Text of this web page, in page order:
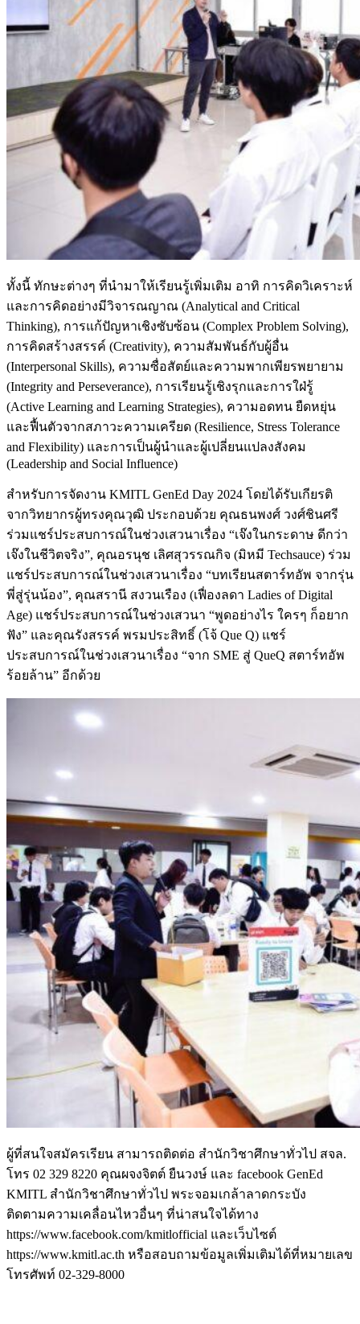
ทั้งนี้ ทักษะต่างๆ ที่นำมาให้เรียนรู้เพิ่มเติม อาทิ การคิดวิเคราะห์
และการคิดอย่างมีวิจารณญาณ (Analytical and Critical
Thinking), การแก้ปัญหาเชิงซับซ้อน (Complex Problem Solving),
การคิดสร้างสรรค์ (Creativity), ความสัมพันธ์กับผู้อื่น
(Interpersonal Skills), ความซื่อสัตย์และความพากเพียรพยายาม
(Integrity and Perseverance), การเรียนรู้เชิงรุกและการใฝ่รู้
(Active Learning and Learning Strategies), ความอดทน ยืดหยุ่น
และฟื้นตัวจากสภาวะความเครียด (Resilience, Stress Tolerance
and Flexibility) และการเป็นผู้นำและผู้เปลี่ยนแปลงสังคม
(Leadership and Social Influence)
สำหรับการจัดงาน KMITL GenEd Day 2024 โดยได้รับเกียรติ
จากวิทยากรผู้ทรงคุณวุฒิ ประกอบด้วย คุณธนพงศ์ วงศ์ชินศรี
ร่วมแชร์ประสบการณ์ในช่วงเสวนาเรื่อง “เจ๊งในกระดาษ ดีกว่า
เจ๊งในชีวิตจริง”, คุณอรนุช เลิศสุวรรณกิจ (มิหมี Techsauce) ร่วม
แชร์ประสบการณ์ในช่วงเสวนาเรื่อง “บทเรียนสตาร์ทอัพ จากรุ่น
พี่สู่รุ่นน้อง”, คุณสรานี สงวนเรือง (เฟื่องลดา Ladies of Digital
Age) แชร์ประสบการณ์ในช่วงเสวนา “พูดอย่างไร ใครๆ ก็อยาก
ฟัง” และคุณรังสรรค์ พรมประสิทธิ์ (โจ้ Que Q) แชร์
ประสบการณ์ในช่วงเสวนาเรื่อง “จาก SME สู่ QueQ สตาร์ทอัพ
ร้อยล้าน” อีกด้วย
ผู้ที่สนใจสมัครเรียน สามารถติดต่อ สำนักวิชาศึกษาทั่วไป สจล.
โทร 02 329 8220 คุณผจงจิตต์ ยืนวงษ์ และ facebook GenEd
KMITL สำนักวิชาศึกษาทั่วไป พระจอมเกล้าลาดกระบัง
ติดตามความเคลื่อนไหวอื่นๆ ที่น่าสนใจได้ทาง
https://www.facebook.com/kmitlofficial และเว็บไซต์
https://www.kmitl.ac.th หรือสอบถามข้อมูลเพิ่มเติมได้ที่หมายเลข
โทรศัพท์ 02-329-8000